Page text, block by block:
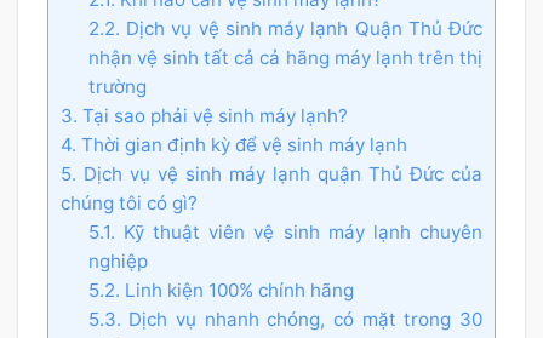
2.2. Dịch vụ vệ sinh máy lạnh Quận Thủ Đức
nhận vệ sinh tất cả cả hãng máy lạnh trên thị
trường
3. Tại sao phải vệ sinh máy lạnh?
4. Thời gian định kỳ để vệ sinh máy lạnh
5. Dịch vụ vệ sinh máy lạnh quận Thủ Đức của
chúng tôi có gì?
5.1. Kỹ thuật viên vệ sinh máy lạnh chuyên
nghiệp
5.2. Linh kiện 100% chính hãng
5.3. Dịch vụ nhanh chóng, có mặt trong 30